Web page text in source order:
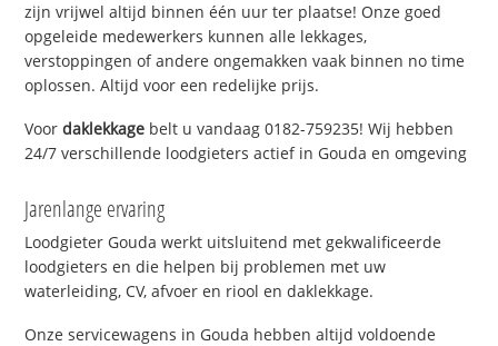
zijn vrijwel altijd binnen één uur ter plaatse! Onze goed
opgeleide medewerkers kunnen alle lekkages,
verstoppingen of andere ongemakken vaak binnen no time
oplossen. Altijd voor een redelijke prijs.
Voordaklekkage belt u vandaag 0182-759235! Wij hebben
24/7 verschillende loodgieters actief in Gouda en omgeving
Jarenlange ervaring
Loodgieter Gouda werkt uitsluitend met gekwalificeerde
loodgieters en die helpen bij problemen met uw
waterleiding, CV, afvoer en riool en daklekkage.
Onze servicewagens in Gouda hebben altijd voldoende